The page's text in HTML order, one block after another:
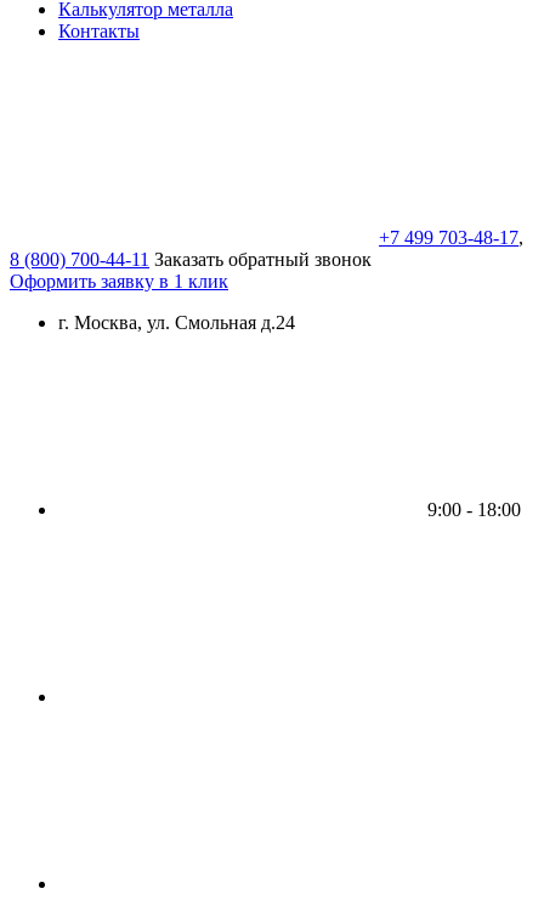
Калькулятор металла
Контакты
+7 499 703-48-17,
8 (800) 700-44-11 Заказать обратный звонок
Оформить заявку в 1 клик
г. Москва, ул. Смольная д.24
9:00 - 18:00